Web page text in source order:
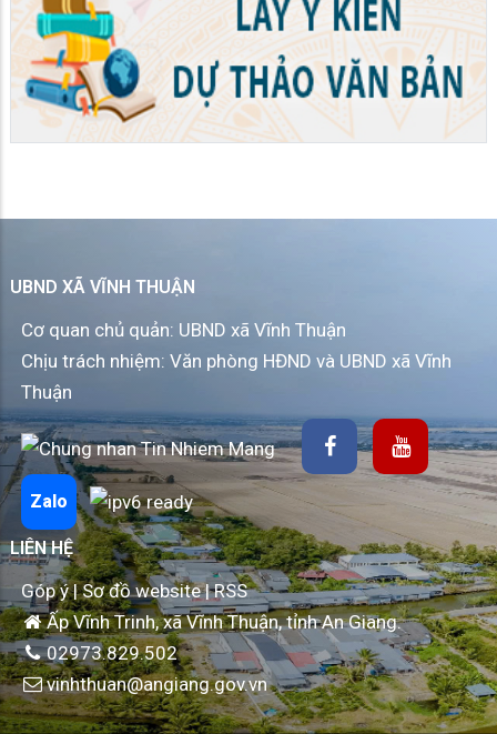
UBND XÃ VĨNH THUẬN
Cơ quan chủ quản: UBND xã Vĩnh Thuận
Chịu trách nhiệm: Văn phòng HĐND và UBND xã Vĩnh
Thuận
Zalo
LIÊN HỆ
Góp ý|Sơ đồ website|RSS
Ấp Vĩnh Trinh, xã Vĩnh Thuận, tỉnh An Giang.
02973.829.502
vinhthuan@angiang.gov.vn